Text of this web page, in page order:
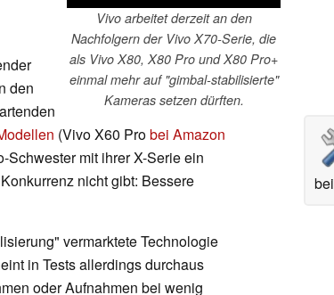
Vivo arbeitet derzeit an den
Nachfolgern der Vivo X70-Serie, die
als Vivo X80, X80 Pro und X80 Pro+
einmal mehr auf "gimbal-stabilisierte"
Kameras setzen dürften.
den
(Vivo X60 Probei Amazon
Schwester mit ihrer X-Serie ein
nicht gibt: Bessere
vermarktete Technologie
in Tests allerdings durchaus
oder Aufnahmen bei wenig